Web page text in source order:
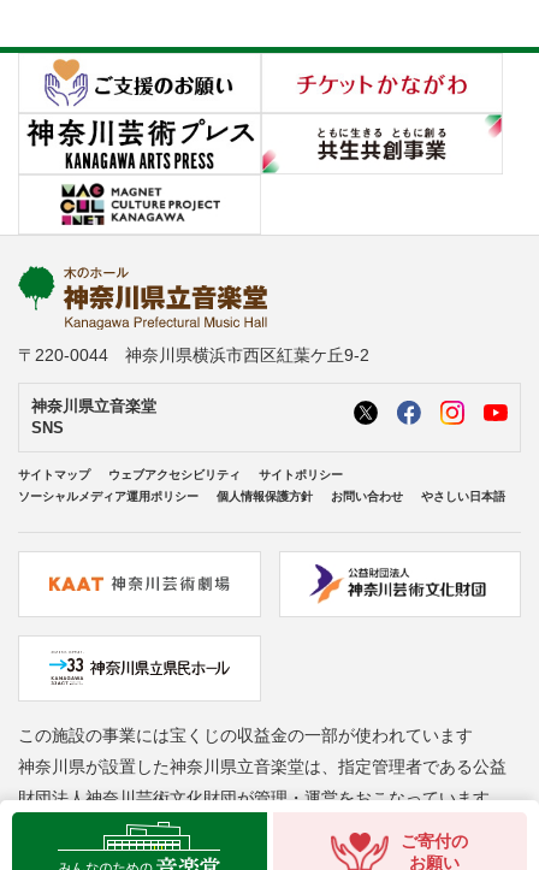
ご寄付の
お願い
〒220-0044 神奈川県横浜市西区紅葉ケ丘9-2
神奈川県立音楽堂
SNS
サイトマップ ウェブアクセシビリティ
サイトポリシー
ソーシャルメディア運用ポリシー
個人情報保護方針 お問い合わせ やさしい日本語
この施設の事業には宝くじの収益金の一部が使われています
神奈川県が設置した神奈川県立音楽堂は、指定管理者である公益
財団法人神奈川芸術文化財団が管理・運営をおこなっています
Copyright © Kanagawa Arts Foundation. All rights reserved.